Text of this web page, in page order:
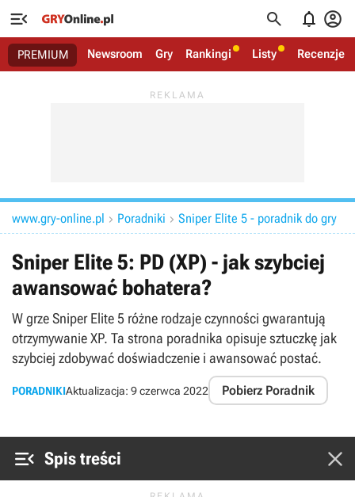
   
PREMIUM Newsroom Gry Rankingi Listy Recenzje
www.gry-online.pl  Poradniki  Sniper Elite 5 - poradnik do gry
Sniper Elite 5: PD (XP) - jak szybciej
awansować bohatera?
W grze Sniper Elite 5 różne rodzaje czynności gwarantują
otrzymywanie XP. Ta strona poradnika opisuje sztuczkę jak
szybciej zdobywać doświadczenie i awansować postać.
PORADNIKIAktualizacja: 9 czerwca 2022 Pobierz Poradnik
 Spis treści 